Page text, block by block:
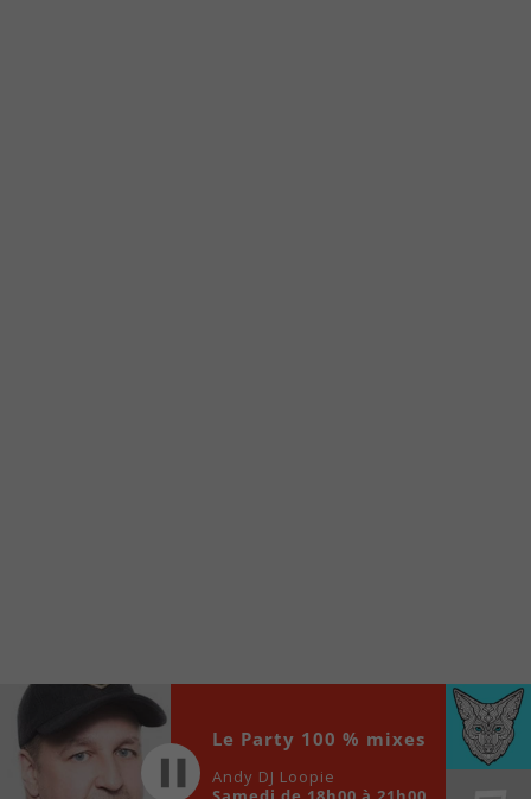
Player
00:00
Le Party 100 % mixes
Andy DJ Loopie